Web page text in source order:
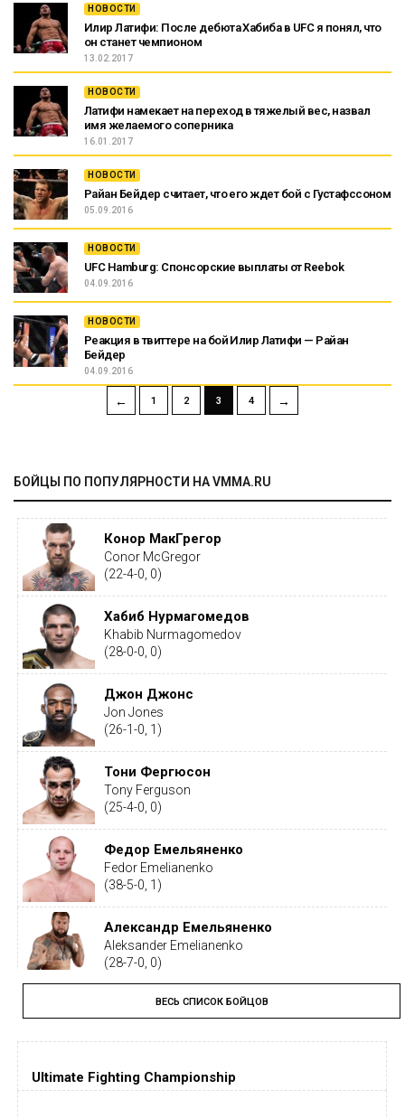
НОВОСТИ
Илир Латифи: После дебюта Хабиба в UFC я понял, что
он станет чемпионом
13.02.2017
НОВОСТИ
Латифи намекает на переход в тяжелый вес, назвал
имя желаемого соперника
16.01.2017
НОВОСТИ
Райан Бейдер считает, что его ждет бой с Густафссоном
05.09.2016
НОВОСТИ
UFC Hamburg: Спонсорские выплаты от Reebok
04.09.2016
НОВОСТИ
Реакция в твиттере на бой Илир Латифи — Райан
Бейдер
04.09.2016
← 1 2 3 4 →
БОЙЦЫ ПО ПОПУЛЯРНОСТИ НА VMMA.RU
Конор МакГрегор
Conor McGregor
(22-4-0, 0)
Хабиб Нурмагомедов
Khabib Nurmagomedov
(28-0-0, 0)
Джон Джонс
Jon Jones
(26-1-0, 1)
Тони Фергюсон
Tony Ferguson
(25-4-0, 0)
Федор Емельяненко
Fedor Emelianenko
(38-5-0, 1)
Александр Емельяненко
Aleksander Emelianenko
(28-7-0, 0)
Тайрон Вудли
Tyron Woodley
(19-5-1, 0)
Дастин Порье
ВЕСЬ СПИСОК БОЙЦОВ
Ultimate Fighting Championship